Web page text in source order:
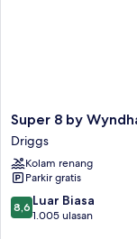
Super
8
by
Wyndham
Driggs
Driggs
Super 8 by
Driggs
Kolam renang
Parkir gratis
8.6
dari
8,6 Luar Biasa
1.005 ulasan